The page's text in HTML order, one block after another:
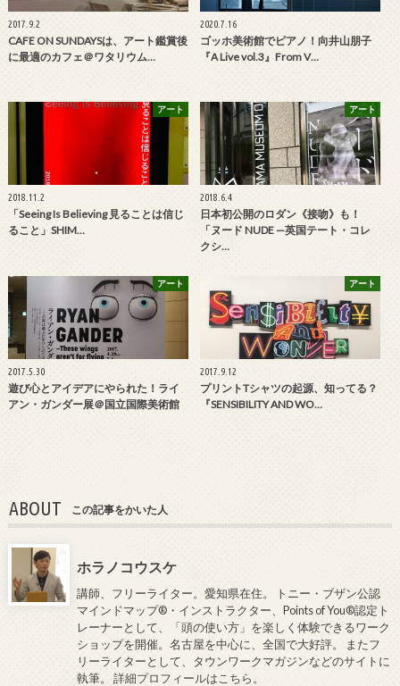
2017.9.2
CAFE ON SUNDAYSは、アート鑑賞後
に最適のカフェ＠ワタリウム…
2020.7.16
ゴッホ美術館でピアノ！向井山朋子
『A Live vol.3』From V…
アート
2018.11.2
「Seeing Is Believing 見ることは信じ
ること」SHIM…
アート
2018.6.4
日本初公開のロダン《接吻》も！
「ヌード NUDE —英国テート・コレ
クシ…
アート
2017.5.30
遊び心とアイデアにやられた！ライ
アン・ガンダー展＠国立国際美術館
アート
2017.9.12
プリントTシャツの起源、知ってる？
『SENSIBILITY AND WO…
ABOUT この記事をかいた人
ホラノコウスケ
講師、フリーライター。愛知県在住。 トニー・ブザン公認
マインドマップ®・インストラクター、Points of You®認定ト
レーナーとして、「頭の使い方」を楽しく体験できるワーク
ショップを開催。名古屋を中心に、全国で大好評。 またフ
リーライターとして、タウンワークマガジンなどのサイトに
執筆。詳細プロフィールはこちら 。